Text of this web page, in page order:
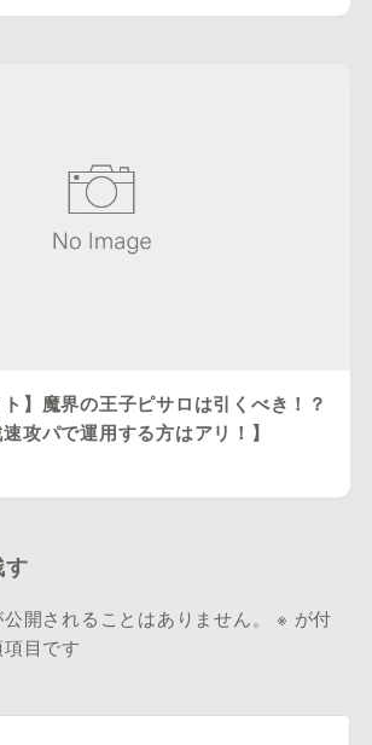
ト】魔界の王子ピサロは引くべき！？
攻パで運用する方はアリ！】
す
開されることはありません。 ※ が付
目です